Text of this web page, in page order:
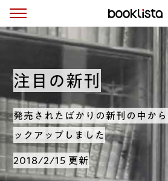
注目の新刊
発売されたばかりの新刊の中か
ックアップしました
2018/2/15 更新